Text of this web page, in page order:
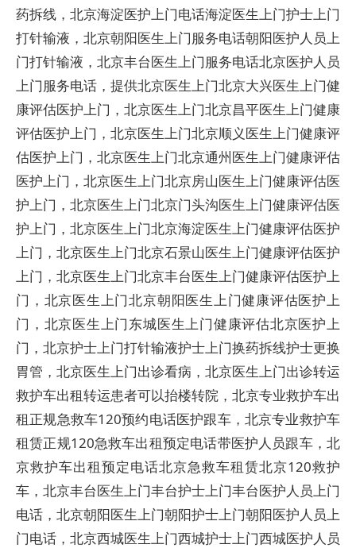
药拆线，北京海淀医护上门电话海淀医生上门护士上门
打针输液，北京朝阳医生上门服务电话朝阳医护人员上
门打针输液，北京丰台医生上门服务电话北京医护人员
上门服务电话，提供北京医生上门北京大兴医生上门健
康评估医护上门，北京医生上门北京昌平医生上门健康
评估医护上门，北京医生上门北京顺义医生上门健康评
估医护上门，北京医生上门北京通州医生上门健康评估
医护上门，北京医生上门北京房山医生上门健康评估医
护上门，北京医生上门北京门头沟医生上门健康评估医
护上门，北京医生上门北京海淀医生上门健康评估医护
上门，北京医生上门北京石景山医生上门健康评估医护
上门，北京医生上门北京丰台医生上门健康评估医护上
门，北京医生上门北京朝阳医生上门健康评估医护上
门，北京医生上门东城医生上门健康评估北京医护上
门，北京护士上门打针输液护士上门换药拆线护士更换
胃管，北京医生上门出诊看病，北京医生上门出诊转运
救护车出租转运患者可以抬楼转院，北京专业救护车出
租正规急救车120预约电话医护跟车，北京专业救护车
租赁正规120急救车出租预定电话带医护人员跟车，北
京救护车出租预定电话北京急救车租赁北京120救护
车，北京丰台医生上门丰台护士上门丰台医护人员上门
电话，北京朝阳医生上门朝阳护士上门朝阳医护人员上
门电话，北京西城医生上门西城护士上门西城医护人员